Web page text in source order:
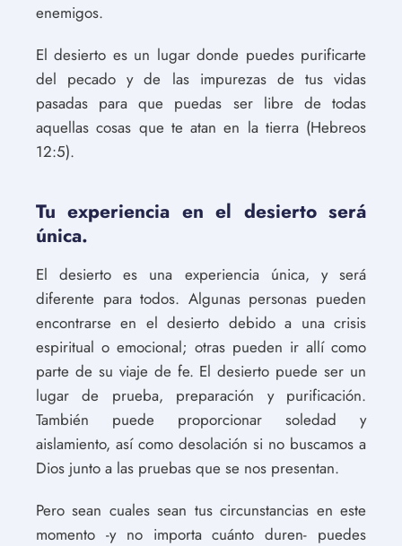
enemigos.
El desierto es un lugar donde puedes purificarte
del pecado y de las impurezas de tus vidas
pasadas para que puedas ser libre de todas
aquellas cosas que te atan en la tierra (Hebreos
12:5).
Tu experiencia en el desierto será
única.
El desierto es una experiencia única, y será
diferente para todos. Algunas personas pueden
encontrarse en el desierto debido a una crisis
espiritual o emocional; otras pueden ir allí como
parte de su viaje de fe. El desierto puede ser un
lugar de prueba, preparación y purificación.
También puede proporcionar soledad y
aislamiento, así como desolación si no buscamos a
Dios junto a las pruebas que se nos presentan.
Pero sean cuales sean tus circunstancias en este
momento -y no importa cuánto duren- puedes